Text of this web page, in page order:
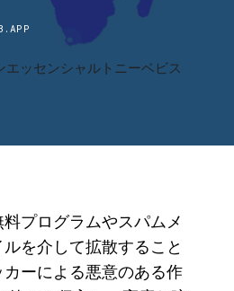
ッセンシャルトニーベビス
プログラムやスパムメ
を介して拡散すること
ーによる悪意のある作